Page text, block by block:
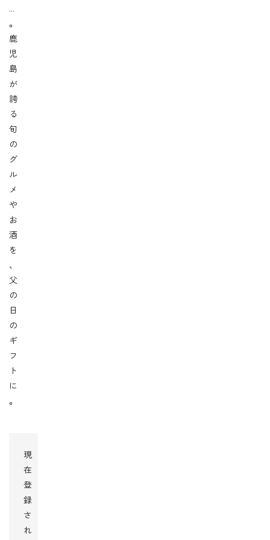
。
鹿
児
島
が
誇
る
旬
の
グ
ル
メ
や
お
酒
を
、
父
の
日
の
ギ
フ
ト
に
。
現
在
登
録
さ
れ